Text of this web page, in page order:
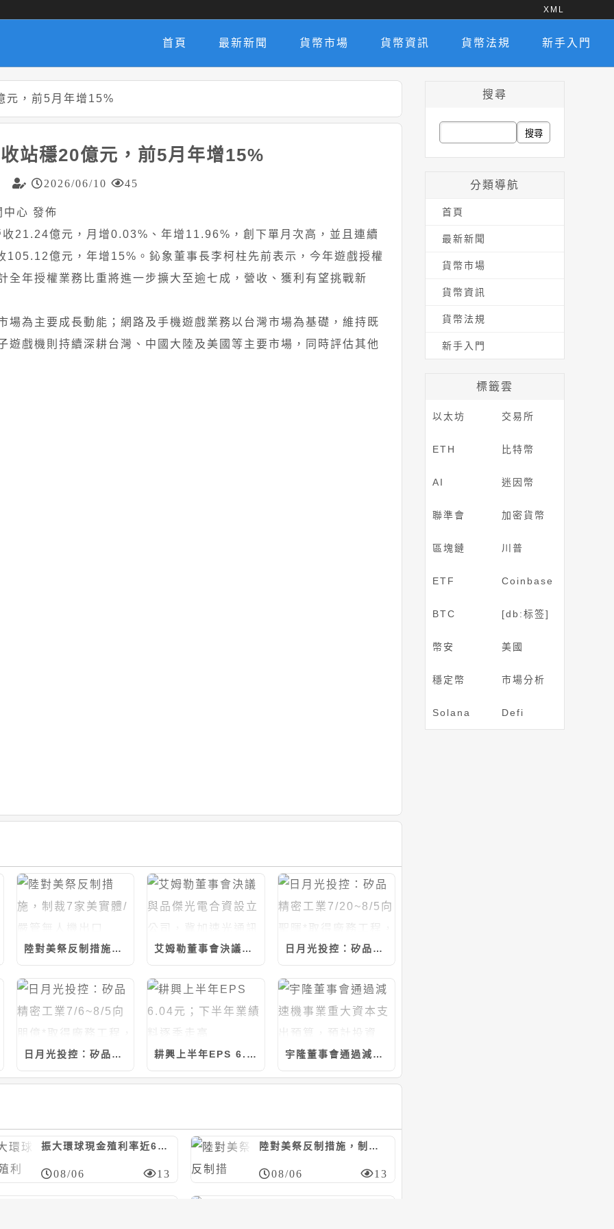
XML
首頁 最新新聞 貨幣市場 貨幣資訊 貨幣法規 新手入門
元，前5月年增15%
站穩20億元，前5月年增15%
2026/06/10 45
心 發佈
21.24億元，月增0.03%、年增11.96%，創下單月次高，並且連續
105.12億元，年增15%。鈊象董事長李柯柱先前表示，今年遊戲授權
全年授權業務比重將進一步擴大至逾七成，營收、獲利有望挑戰新
場為主要成長動能；網路及手機遊戲業務以台灣市場為基礎，維持既
遊戲機則持續深耕台灣、中國大陸及美國等主要市場，同時評估其他
陸對美祭反制措施，制裁7家美實體/嚴管無人機出口 艾姆勒董事會決議與品傑光電合資設立公司，冀加速光通訊產品發展 日月光投控：矽品精密工業7/20~8/5向聖暉*取得廠務工程，計約20.46億元
日月光投控：矽品精密工業7/6~8/5向朋億*取得廠務工程，計約7.14億元 耕興上半年EPS 6.04元；下半年業績料逐季走高 宇隆董事會通過減速機事業重大資本支出預算，預計投資5.21億元
振大環球現金殖利率近6%；今年營運看正向
08/06 13
陸對美祭反制措施，制裁7家美實體/嚴管無人機出口
08/06 13
搜尋
字:
分類導航
首頁
最新新聞
貨幣市場
貨幣資訊
貨幣法規
新手入門
標籤雲
以太坊 交易所
ETH 比特幣
AI 迷因幣
聯準會 加密貨幣
區塊鏈 川普
ETF Coinbase
BTC [db:标签]
幣安 美國
穩定幣 市場分析
Solana Defi